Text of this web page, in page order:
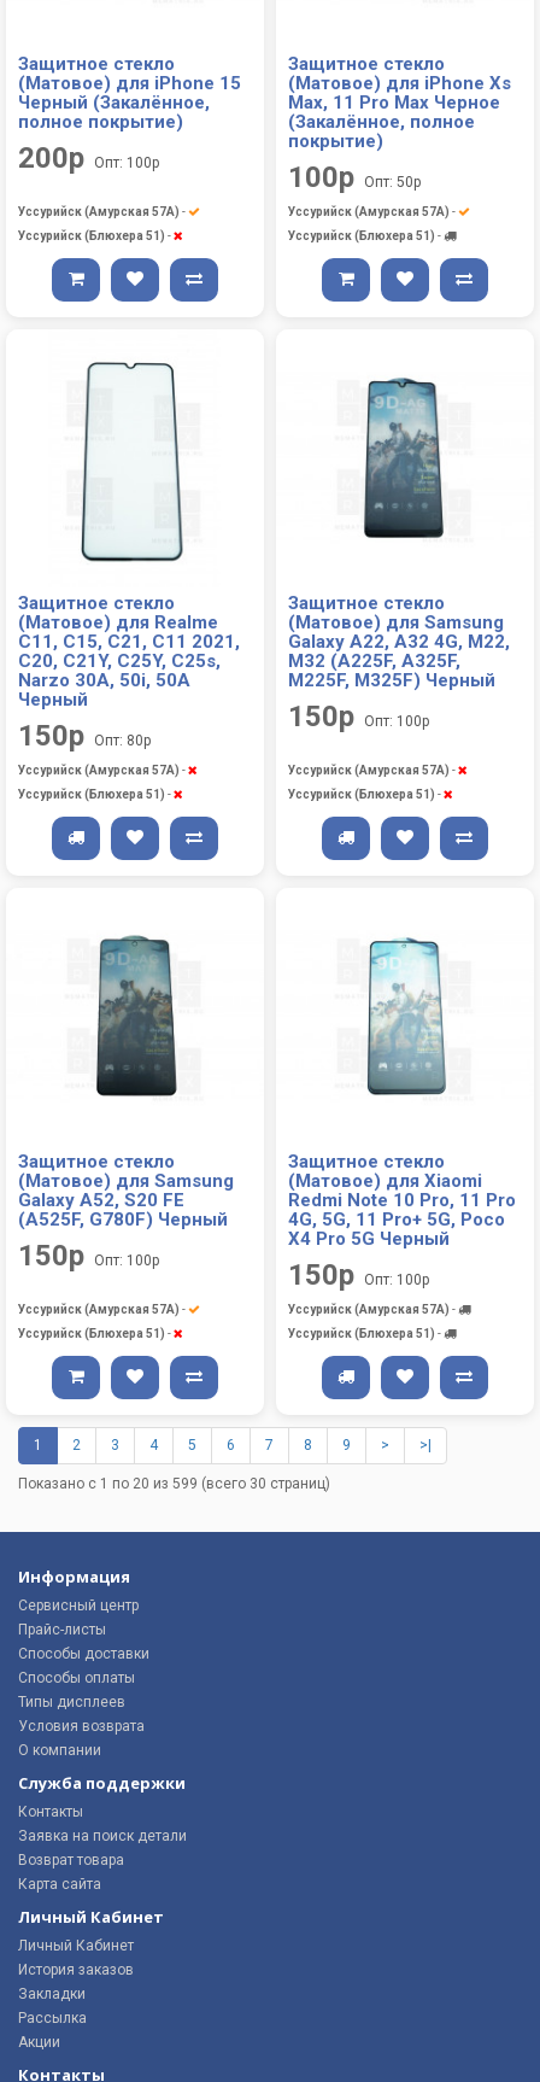
Защитное стекло
(Матовое) для iPhone 15
Черный (Закалённое,
полное покрытие)
200р Опт: 100р
Уссурийск (Амурская 57А) -
Уссурийск (Блюхера 51) -
Защитное стекло
(Матовое) для iPhone Xs
Max, 11 Pro Max Черное
(Закалённое, полное
покрытие)
100р Опт: 50р
Уссурийск (Амурская 57А) -
Уссурийск (Блюхера 51) -
Защитное стекло
(Матовое) для Realme
C11, C15, C21, C11 2021,
C20, C21Y, C25Y, C25s,
Narzo 30A, 50i, 50A
Черный
150р Опт: 80р
Уссурийск (Амурская 57А) -
Уссурийск (Блюхера 51) -
Защитное стекло
(Матовое) для Samsung
Galaxy A22, A32 4G, M22,
M32 (A225F, A325F,
M225F, M325F) Черный
150р Опт: 100р
Уссурийск (Амурская 57А) -
Уссурийск (Блюхера 51) -
Защитное стекло
(Матовое) для Samsung
Galaxy A52, S20 FE
(A525F, G780F) Черный
150р Опт: 100р
Уссурийск (Амурская 57А) -
Уссурийск (Блюхера 51) -
Защитное стекло
(Матовое) для Xiaomi
Redmi Note 10 Pro, 11 Pro
4G, 5G, 11 Pro+ 5G, Poco
X4 Pro 5G Черный
150р Опт: 100р
Уссурийск (Амурская 57А) -
Уссурийск (Блюхера 51) -
1 2 3 4 5 6 7 8 9 > >|
Показано с 1 по 20 из 599 (всего 30 страниц)
Информация
Сервисный центр
Прайс-листы
Способы доставки
Способы оплаты
Типы дисплеев
Условия возврата
О компании
Служба поддержки
Контакты
Заявка на поиск детали
Возврат товара
Карта сайта
Личный Кабинет
Личный Кабинет
История заказов
Закладки
Рассылка
Акции
Контакты